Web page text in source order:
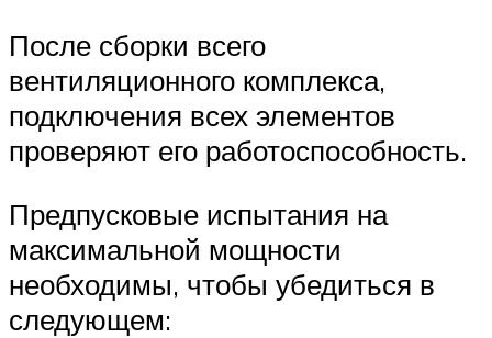
После сборки всего
вентиляционного комплекса,
подключения всех элементов
проверяют его работоспособность.
Предпусковые испытания на
максимальной мощности
необходимы, чтобы убедиться в
следующем: